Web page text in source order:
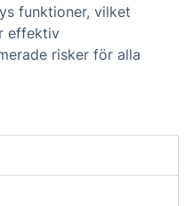
funktioner, vilket
effektiv
risker för alla